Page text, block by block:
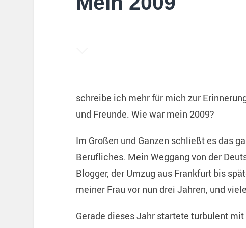
schreibe ich mehr für mich zur
und Freunde. Wie war mein 2009?
Im Großen und Ganzen schließt es das
Berufliches. Mein Weggang von der
Blogger, der Umzug aus Frankfurt bis
meiner Frau vor nun drei Jahren, und
Gerade dieses Jahr startete turbulent